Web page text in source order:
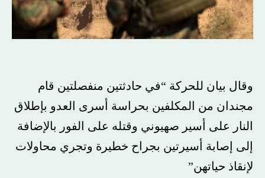
وقال بيان للحركة “في حادثتين منفصلتين قام
مجندان من المكلفين بحراسة أسرى العدو بإطلاق
النار على أسير صهيوني وقتله على الفور بالإضافة
إلى إصابة أسيرتين بجراح خطيرة وتجري محاولات
لإنقاذ حياتهن”